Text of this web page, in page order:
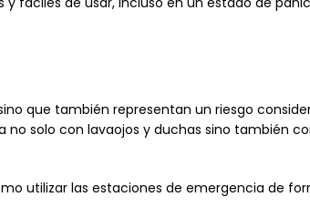
que también representan un riesgo
solo con lavaojos y duchas sino también
utilizar las estaciones de emergencia de